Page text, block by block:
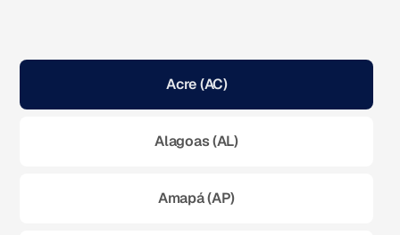
Acre (AC)
Alagoas (AL)
Amapá (AP)